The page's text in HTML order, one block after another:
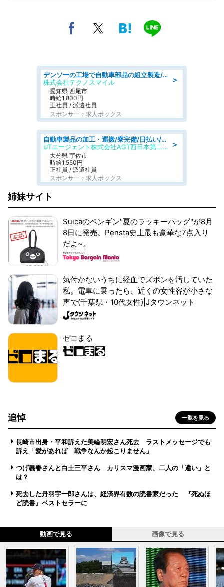
＞
デンソーの工場で自動車部品の組立製造/denso aichi
株式会社テクノスマイル
愛知県 西尾市
時給1,800円
正社員 / 派遣社員
スポンサー：求人ボックス
＞
自動車製品の加工・運搬/寮完備/日払い/工場・製造
UTエージェント株式会社AGT西日本第二CU
大分県 宇佐市
時給1,550円
正社員 / 派遣社員
スポンサー：求人ボックス
姉妹サイト
Suicaのペンギン"夏のラッキーバッグ"が8月
8日に発売。Pensta史上最も豪華な7点入り
だよ~。
気付かないうちに経血でズボンを汚していた
私。電車に乗ったら、近くの女性客が小さな
声で(千葉県・10代女性)|Jタウンネット
ゼロまる
追悼 一覧を見る
長崎市出身・平和訴えた美輪明宏さん死去 ラストメッセージでも
訴え「愛があれば 戦争なんか起こりません」
つげ義春さんと白土三平さん カリスマ漫画家、二人の「違い」と
は？
死去した丹羽宇一郎さんは、経済界有数の読書家だった 『死ぬほ
ど読書』ベストセラーに
動画で見る 画像で見る